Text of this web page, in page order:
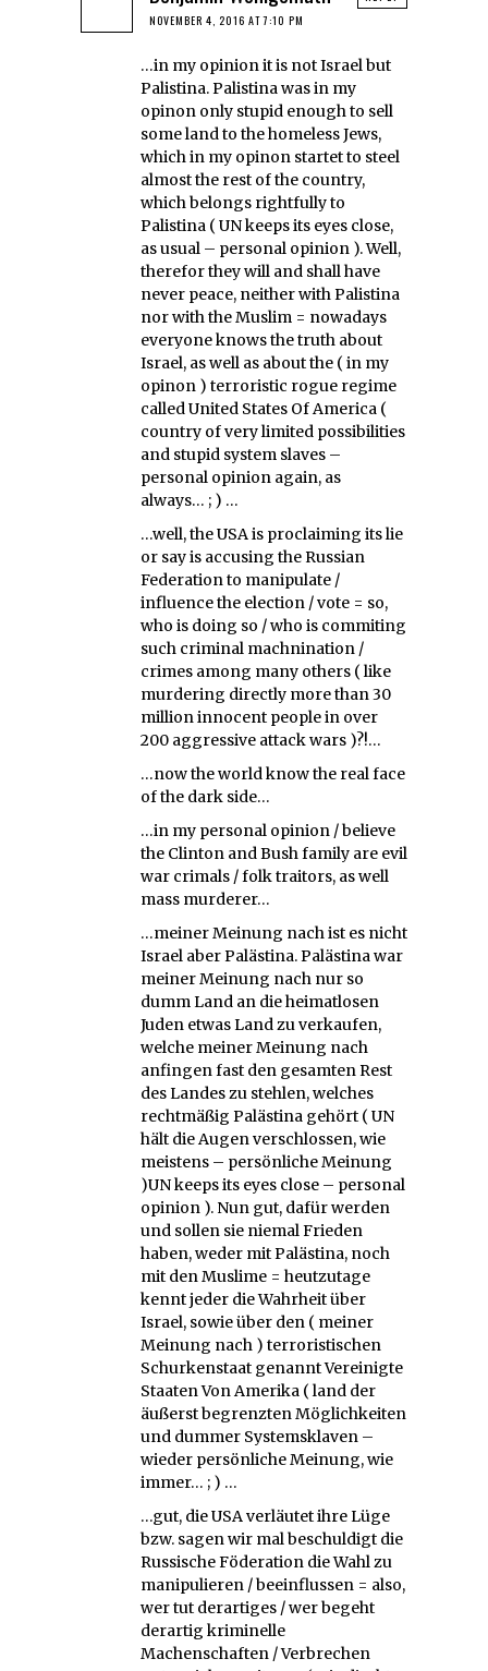
NOVEMBER 4, 2016 AT 7:10 PM
…in my opinion it is not Israel but
Palistina. Palistina was in my
opinon only stupid enough to sell
some land to the homeless Jews,
which in my opinon startet to steel
almost the rest of the country,
which belongs rightfully to
Palistina ( UN keeps its eyes close,
as usual – personal opinion ). Well,
therefor they will and shall have
never peace, neither with Palistina
nor with the Muslim = nowadays
everyone knows the truth about
Israel, as well as about the ( in my
opinon ) terroristic rogue regime
called United States Of America (
country of very limited possibilities
and stupid system slaves –
personal opinion again, as
always… ; ) …
…well, the USA is proclaiming its lie
or say is accusing the Russian
Federation to manipulate /
influence the election / vote = so,
who is doing so / who is commiting
such criminal machnination /
crimes among many others ( like
murdering directly more than 30
million innocent people in over
200 aggressive attack wars )?!…
…now the world know the real face
of the dark side…
…in my personal opinion / believe
the Clinton and Bush family are evil
war crimals / folk traitors, as well
mass murderer…
…meiner Meinung nach ist es nicht
Israel aber Palästina. Palästina war
meiner Meinung nach nur so
dumm Land an die heimatlosen
Juden etwas Land zu verkaufen,
welche meiner Meinung nach
anfingen fast den gesamten Rest
des Landes zu stehlen, welches
rechtmäßig Palästina gehört ( UN
hält die Augen verschlossen, wie
meistens – persönliche Meinung
)UN keeps its eyes close – personal
opinion ). Nun gut, dafür werden
und sollen sie niemal Frieden
haben, weder mit Palästina, noch
mit den Muslime = heutzutage
kennt jeder die Wahrheit über
Israel, sowie über den ( meiner
Meinung nach ) terroristischen
Schurkenstaat genannt Vereinigte
Staaten Von Amerika ( land der
äußerst begrenzten Möglichkeiten
und dummer Systemsklaven –
wieder persönliche Meinung, wie
immer… ; ) …
…gut, die USA verläutet ihre Lüge
bzw. sagen wir mal beschuldigt die
Russische Föderation die Wahl zu
manipulieren / beeinflussen = also,
wer tut derartiges / wer begeht
derartig kriminelle
Machenschaften / Verbrechen